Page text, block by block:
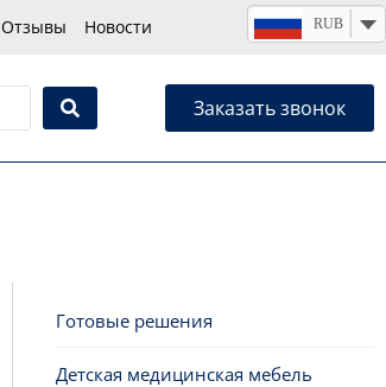
Готовые решения
Детская медицинская мебель
Отзывы Новости RUB
Заказать звонок